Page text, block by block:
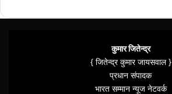
कुमार जितेन्द्र
{ जितेन्द्र कुमार जायसवाल }
प्रधान संपादक
भारत सम्मान न्यूज नेटवर्क